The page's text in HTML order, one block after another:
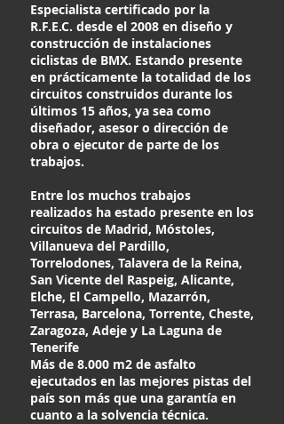
Especialista certificado por la
R.F.E.C. desde el 2008 en diseño y
construcción de instalaciones
ciclistas de BMX. Estando presente
en prácticamente la totalidad de los
circuitos construidos durante los
últimos 15 años, ya sea como
diseñador, asesor o dirección de
obra o ejecutor de parte de los
trabajos.
Entre los muchos trabajos
realizados ha estado presente en los
circuitos de Madrid, Móstoles,
Villanueva del Pardillo,
Torrelodones, Talavera de la Reina,
San Vicente del Raspeig, Alicante,
Elche, El Campello, Mazarrón,
Terrasa, Barcelona, Torrente, Cheste,
Zaragoza, Adeje y La Laguna de
Tenerife
Más de 8.000 m2 de asfalto
ejecutados en las mejores pistas del
país son más que una garantía en
cuanto a la solvencia técnica.